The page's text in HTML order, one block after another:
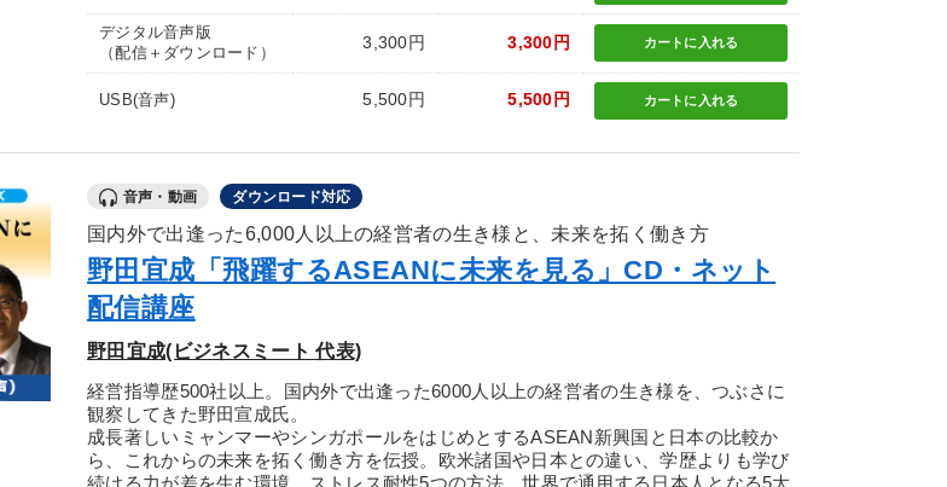
デジタル音声版
（配信＋ダウンロード）
3,300円 3,300円 カートに 入れる
USB(音声) 5,500円 5,500円 カートに 入れる
音声・動画 ダウンロード対応
国内外で出逢った6,000人以上の経営者の生き様と、未来を拓く働き方
野田宜成「飛躍するASEANに未来を見る」CD・ネット
配信講座
野田宜成(ビジネスミート 代表)
経営指導歴500社以上。国内外で出逢った6000人以上の経営者の生き様を、つぶさに
観察してきた野田宣成氏。
成長著しいミャンマーやシンガポールをはじめとするASEAN新興国と日本の比較か
ら、これからの未来を拓く働き方を伝授。欧米諸国や日本との違い、学歴よりも学び